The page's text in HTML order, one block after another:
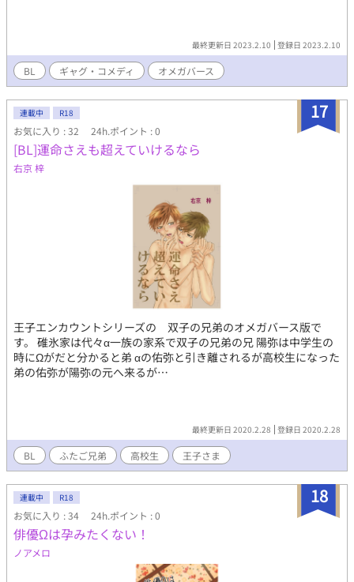
最終更新日 2023.2.10 登録日 2023.2.10
BL ギャグ・コメディ オメガバース
17
連載中 R18
お気に入り : 32 24h.ポイント : 0
[BL]運命さえも超えていけるなら
右京 梓
王子エンカウントシリーズの 双子の兄弟のオメガバース版で
す。 碓氷家は代々α一族の家系で双子の兄弟の兄 陽弥は中学生の
時にΩがだと分かると弟 αの佑弥と引き離されるが高校生になった
弟の佑弥が陽弥の元へ来るが…
最終更新日 2020.2.28 登録日 2020.2.28
BL ふたご兄弟 高校生 王子さま
18
連載中 R18
お気に入り : 34 24h.ポイント : 0
俳優Ωは孕みたくない！
ノアメロ